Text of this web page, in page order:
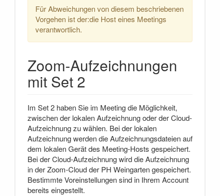
Für Abweichungen von diesem beschriebenen
Vorgehen ist der:die Host eines Meetings
verantwortlich.
Zoom-Aufzeichnungen
mit Set 2
Im Set 2 haben Sie im Meeting die Möglichkeit,
zwischen der lokalen Aufzeichnung oder der Cloud-
Aufzeichnung zu wählen. Bei der lokalen
Aufzeichnung werden die Aufzeichnungsdateien auf
dem lokalen Gerät des Meeting-Hosts gespeichert.
Bei der Cloud-Aufzeichnung wird die Aufzeichnung
in der Zoom-Cloud der PH Weingarten gespeichert.
Bestimmte Voreinstellungen sind in Ihrem Account
bereits eingestellt.